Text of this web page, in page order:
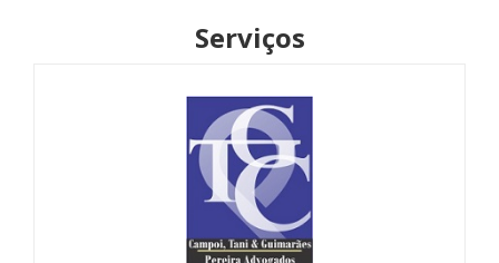
Serviços